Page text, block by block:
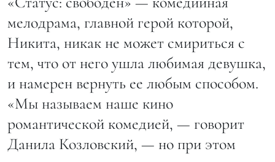
мелодрама, главной герой которой,
Никита, никак не может смириться с
тем, что от него ушла любимая девушка,
и намерен вернуть ее любым способом.
«Мы называем наше кино
романтической комедией, — говорит
Данила Козловский, — но при этом